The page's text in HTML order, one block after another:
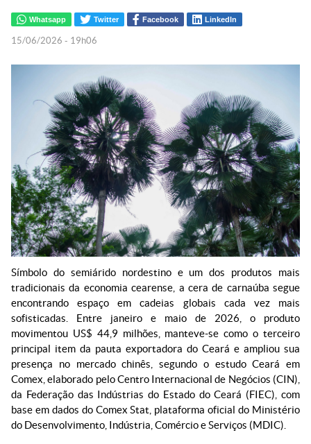
Whatsapp Twitter Facebook LinkedIn
15/06/2026 - 19h06
Símbolo do semiárido nordestino e um dos produtos mais
tradicionais da economia cearense, a cera de carnaúba segue
encontrando espaço em cadeias globais cada vez mais
sofisticadas. Entre janeiro e maio de 2026, o produto
movimentou US$ 44,9 milhões, manteve-se como o terceiro
principal item da pauta exportadora do Ceará e ampliou sua
presença no mercado chinês, segundo o estudo Ceará em
Comex, elaborado pelo Centro Internacional de Negócios (CIN),
da Federação das Indústrias do Estado do Ceará (FIEC), com
base em dados do Comex Stat, plataforma oficial do Ministério
do Desenvolvimento, Indústria, Comércio e Serviços (MDIC).